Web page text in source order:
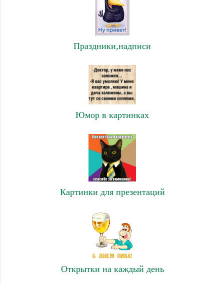
Праздники,надписи
Юмор в картинках
Картинки для презентаций
Открытки на каждый день